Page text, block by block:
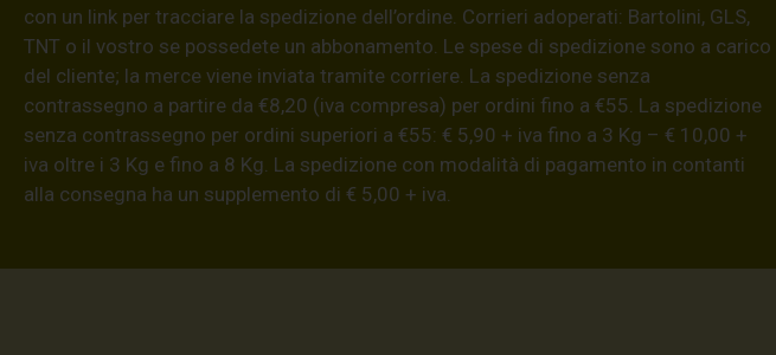
con un link per tracciare la spedizione dell’ordine. Corrieri adoperati: Bartolini, GLS,
TNT o il vostro se possedete un abbonamento. Le spese di spedizione sono a carico
del cliente; la merce viene inviata tramite corriere. La spedizione senza
contrassegno a partire da €8,20 (iva compresa) per ordini fino a €55. La spedizione
senza contrassegno per ordini superiori a €55: € 5,90 + iva fino a 3 Kg – € 10,00 +
iva oltre i 3 Kg e fino a 8 Kg. La spedizione con modalità di pagamento in contanti
alla consegna ha un supplemento di € 5,00 + iva.